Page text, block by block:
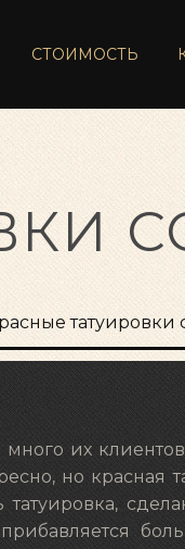
СТОИМОСТЬ
татуировки
много их
но красная